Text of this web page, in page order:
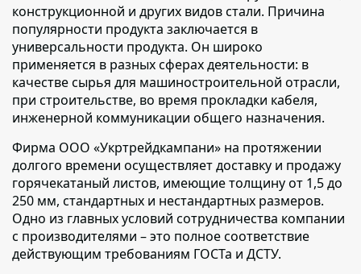
конструкционной и других видов стали. Причина
популярности продукта заключается в
универсальности продукта. Он широко
применяется в разных сферах деятельности: в
качестве сырья для машиностроительной отрасли,
при строительстве, во время прокладки кабеля,
инженерной коммуникации общего назначения.
Фирма ООО «Укртрейдкампани» на протяжении
долгого времени осуществляет доставку и продажу
горячекатаный листов, имеющие толщину от 1,5 до
250 мм, стандартных и нестандартных размеров.
Одно из главных условий сотрудничества компании
с производителями – это полное соответствие
действующим требованиям ГОСТа и ДСТУ.